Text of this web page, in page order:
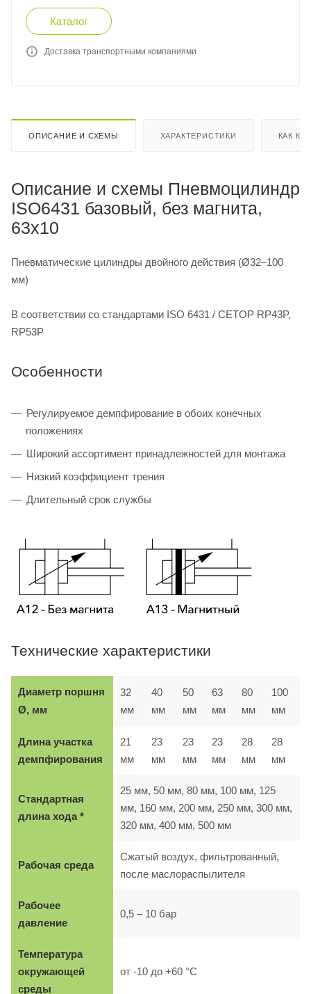
Каталог
Доставка транспортными компаниями
ОПИСАНИЕ И СХЕМЫ ХАРАКТЕРИСТИКИ КАК
Описание и схемы Пневмоцилиндр
ISO6431 базовый, без магнита,
63x10
Пневматические цилиндры двойного действия (Ø32–100
мм)
В соответствии со стандартами ISO 6431 / CETOP RP43P,
RP53P
Особенности
Регулируемое демпфирование в обоих конечных
положениях
Широкий ассортимент принадлежностей для монтажа
Низкий коэффициент трения
Длительный срок службы
Технические характеристики
Диаметр поршня
Ø, мм
32
мм
40
мм
50
мм
63
мм
80
мм
100
мм
Длина участка
демпфирования
21
мм
23
мм
23
мм
23
мм
28
мм
28
мм
Стандартная
длина хода *
25 мм, 50 мм, 80 мм, 100 мм, 125
мм, 160 мм, 200 мм, 250 мм, 300 мм,
320 мм, 400 мм, 500 мм
Рабочая среда
Сжатый воздух, фильтрованный,
после маслораспылителя
Рабочее
давление
0,5 – 10 бар
Температура
окружающей
среды
от -10 до +60 °C